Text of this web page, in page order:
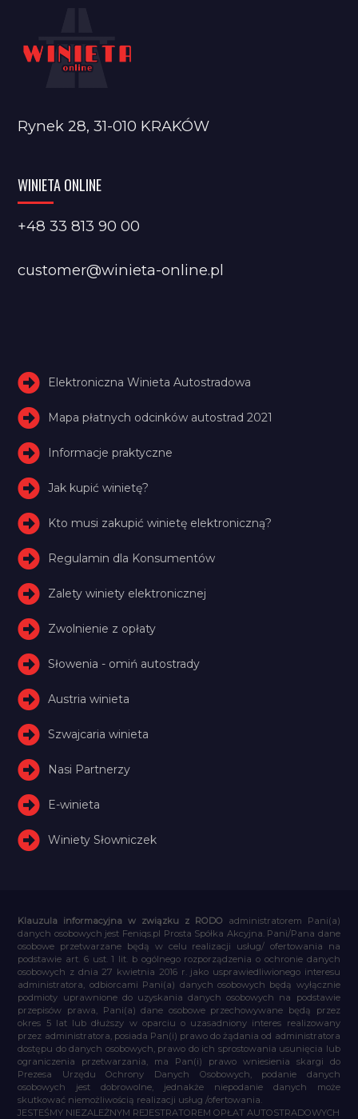
Rynek 28, 31-010 KRAKÓW
WINIETA ONLINE
+48 33 813 90 00
customer@winieta-online.pl
Elektroniczna Winieta Autostradowa
Mapa płatnych odcinków autostrad 2021
Informacje praktyczne
Jak kupić winietę?
Kto musi zakupić winietę elektroniczną?
Regulamin dla Konsumentów
Zalety winiety elektronicznej
Zwolnienie z opłaty
Słowenia - omiń autostrady
Austria winieta
Szwajcaria winieta
Nasi Partnerzy
E-winieta
Winiety Słowniczek
Klauzula informacyjna w związku z RODO administratorem Pani(a)
danych osobowych jest Feniqs.pl Prosta Spółka Akcyjna. Pani/Pana dane
osobowe przetwarzane będą w celu realizacji usług/ ofertowania na
podstawie art. 6 ust. 1 lit. b ogólnego rozporządzenia o ochronie danych
osobowych z dnia 27 kwietnia 2016 r. jako usprawiedliwionego interesu
administratora, odbiorcami Pani(a) danych osobowych będą wyłącznie
podmioty uprawnione do uzyskania danych osobowych na podstawie
przepisów prawa, Pani(a) dane osobowe przechowywane będą przez
okres 5 lat lub dłuższy w oparciu o uzasadniony interes realizowany
przez administratora, posiada Pan(i) prawo do żądania od administratora
dostępu do danych osobowych, prawo do ich sprostowania usunięcia lub
ograniczenia przetwarzania, ma Pan(i) prawo wniesienia skargi do
Prezesa Urzędu Ochrony Danych Osobowych, podanie danych
osobowych jest dobrowolne, jednakże niepodanie danych może
skutkować niemożliwością realizacji usług /ofertowania.
JESTEŚMY NIEZALEŻNYM REJESTRATOREM OPŁAT AUTOSTRADOWYCH